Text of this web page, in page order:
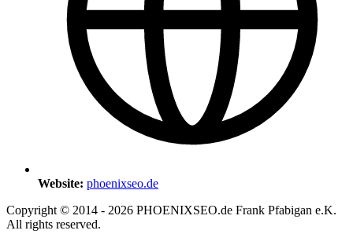
Website: phoenixseo.de
Copyright © 2014 - 2026 PHOENIXSEO.de Frank Pfabigan e.K.
All rights reserved.